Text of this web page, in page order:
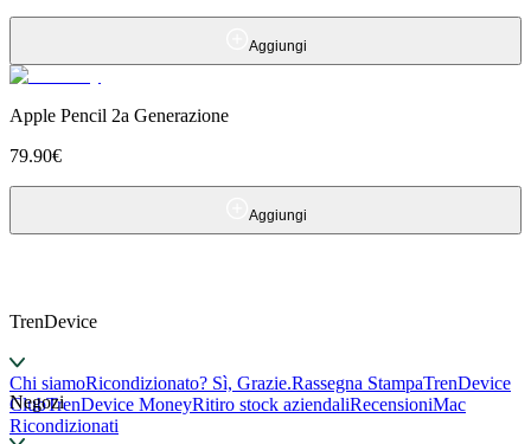
Aggiungi
Apple Pencil 2a Generazione
79.90€
Aggiungi
TrenDevice
Chi siamoRicondizionato? Sì, Grazie.Rassegna StampaTrenDevice
ClubTrenDevice MoneyRitiro stock aziendaliRecensioniMac
Ricondizionati
Negozi